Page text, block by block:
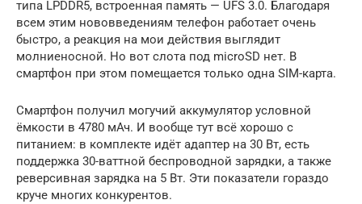
типа LPDDR5, встроенная память — UFS 3.0. Благодаря
всем этим нововведениям телефон работает очень
быстро, а реакция на мои действия выглядит
молниеносной. Но вот слота под microSD нет. В
смартфон при этом помещается только одна SIM-карта.
Смартфон получил могучий аккумулятор условной
ёмкости в 4780 мАч. И вообще тут всё хорошо с
питанием: в комплекте идёт адаптер на 30 Вт, есть
поддержка 30-ваттной беспроводной зарядки, а также
реверсивная зарядка на 5 Вт. Эти показатели гораздо
круче многих конкурентов.